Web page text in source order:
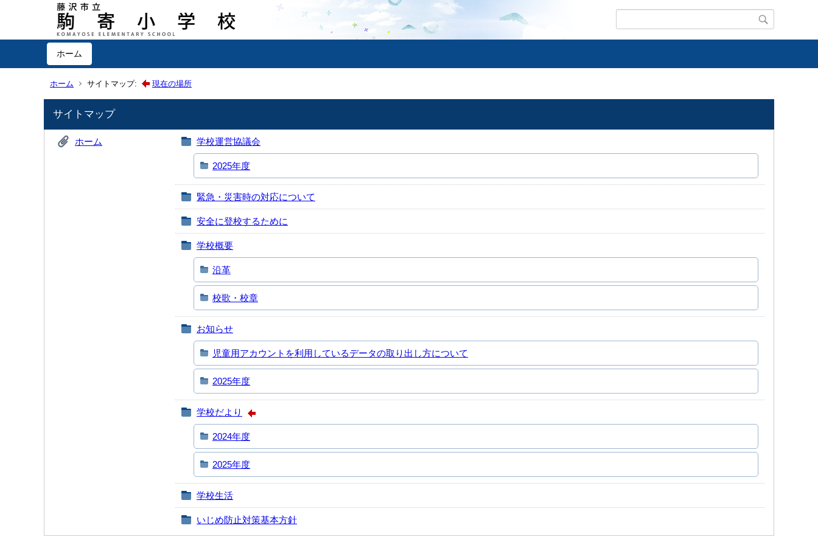
ホーム
ホーム サイトマップ: 現在の場所
サイトマップ
ホーム 学校運営協議会
2025年度
緊急・災害時の対応について
安全に登校するために
学校概要
沿革
校歌・校章
お知らせ
児童用アカウントを利用しているデータの取り出し方について
2025年度
学校だより
2024年度
2025年度
学校生活
いじめ防止対策基本方針